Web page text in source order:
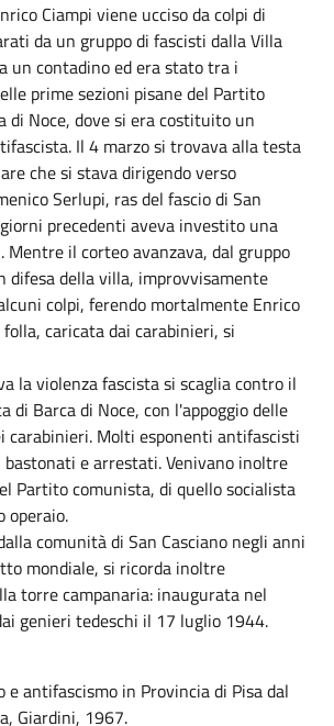
Ciampi viene ucciso da colpi di
da un gruppo di fascisti dalla Villa
un contadino ed era stato tra i
prime sezioni pisane del Partito
di Noce, dove si era costituito un
Il 4 marzo si trovava alla testa
che si stava dirigendo verso
Serlupi, ras del fascio di San
precedenti aveva investito una
Mentre il corteo avanzava, dal gruppo
difesa della villa, improvvisamente
colpi, ferendo mortalmente Enrico
caricata dai carabinieri, si
la violenza fascista si scaglia contro il
di Barca di Noce, con l'appoggio delle
carabinieri. Molti esponenti antifascisti
bastonati e arrestati. Venivano inoltre
Partito comunista, di quello socialista
operaio.
comunità di San Casciano negli anni
mondiale, si ricorda inoltre
torre campanaria: inaugurata nel
genieri tedeschi il 17 luglio 1944.
e antifascismo in Provincia di Pisa dal
Giardini, 1967.